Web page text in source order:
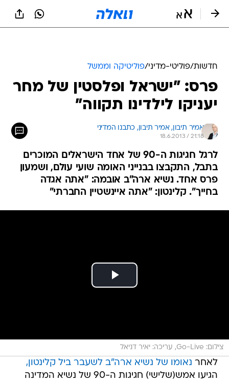
חדשות/פוליטי-מדיני/פוליטיקה וממשל
פרס: "ישראל ופלסטין של מחר
יעניקו לילדינו תקווה"
אמיר תיבון, אמיר תיבון, כתבנו המדיני
18.6.2013 / 21:18
לרגל חגיגות ה-90 של אחד הישראלים המוכרים
בתבל, התקבצו בבנייני האומה שועי עולם, ושמעון
פרס אחד. נשיא ארה"ב אובמה: "אתה אגדה
בחייך". קלינטון: "אתה איינשטיין החברתי"
צילום: Go-Live, עריכה: יאיר דניאל
לאחר נאומו של נשיא ארה"ב לשעבר ביל קלינטון,
הגיעו אמש(שלישי) חגיגות ה-90 של נשיא המדינה